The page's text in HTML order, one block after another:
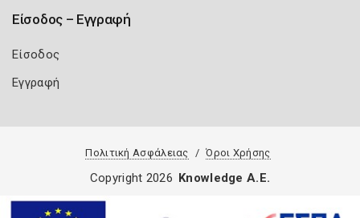
Είσοδος – Εγγραφή
Είσοδος
Εγγραφή
Πολιτική Ασφάλειας Όροι Χρήσης
Copyright 2026 Knowledge A.E.